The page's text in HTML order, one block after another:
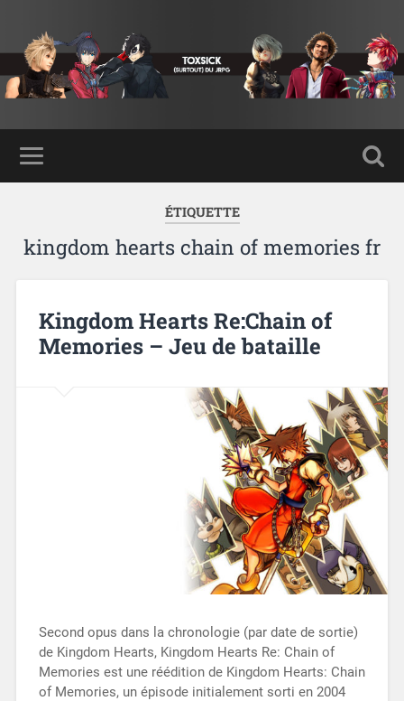
ÉTIQUETTE
kingdom hearts chain of memories fr
Kingdom Hearts Re:Chain of
Memories – Jeu de bataille
Second opus dans la chronologie (par date de sortie)
de Kingdom Hearts, Kingdom Hearts Re: Chain of
Memories est une réédition de Kingdom Hearts: Chain
of Memories, un épisode initialement sorti en 2004